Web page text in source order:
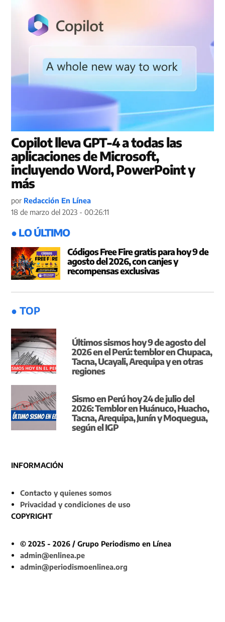
Copilot lleva GPT-4 a todas las
aplicaciones de Microsoft,
incluyendo Word, PowerPoint y
más
por Redacción En Línea
18 de marzo del 2023 - 00:26:11
● LO ÚLTIMO
Códigos Free Fire gratis para hoy 9 de
agosto del 2026, con canjes y
recompensas exclusivas
● TOP
Últimos sismos hoy 9 de agosto del
2026 en el Perú: temblor en Chupaca,
Tacna, Ucayali, Arequipa y en otras
regiones
Sismo en Perú hoy 24 de julio del
2026: Temblor en Huánuco, Huacho,
Tacna, Arequipa, Junín y Moquegua,
según el IGP
INFORMACIÓN
Contacto y quienes somos
Privacidad y condiciones de uso
COPYRIGHT
© 2025 - 2026 / Grupo Periodismo en Línea
admin@enlinea.pe
admin@periodismoenlinea.org